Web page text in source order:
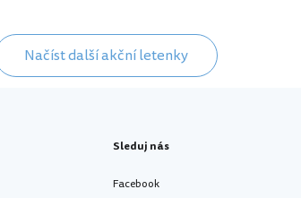
Načíst další akční letenky
Sleduj nás
Facebook